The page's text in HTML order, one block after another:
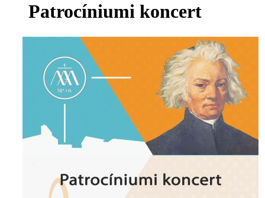
Patrocíniumi koncert